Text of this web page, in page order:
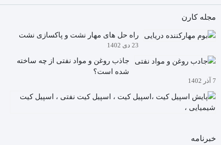
مجله کارن
راه حل های مهار نشت و پاکسازی نشت
23 دی 1402
جاذب روغن و مواد نفتی از چه ساخته
شده است؟
7 آذر 1402
خبرنامه